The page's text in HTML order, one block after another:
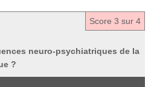
Score 3 sur 4
neuro-psychiatriques de la
?